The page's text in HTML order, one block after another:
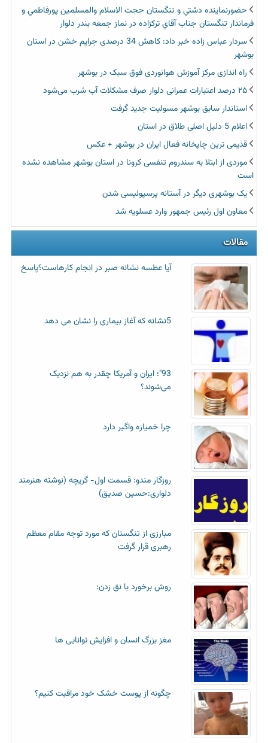
حضورنماينده دشتي و تنگستان حجت الاسلام والمسلمين پورفاطمي و
فرماندار تنگستان جناب آقاي تركزاده در نماز جمعه بندر دلوار
سردار عباس زاده خبر داد: کاهش 34 درصدی جرایم خشن در استان
بوشهر
راه اندازی مرکز آموزش هوانوردی فوق سبک در بوشهر
۲۵ درصد اعتبارات عمرانی دلوار صرف مشکلات آب شرب می‌شود
استاندار سابق بوشهر مسولیت جدید گرفت
اعلام 5 دلیل اصلی طلاق در استان
قدیمی ترین چاپخانه فعال ایران در بوشهر + عکس
موردی از ابتلا به سندروم تنفسی کرونا در استان بوشهر مشاهده نشده
است
یک بوشهری دیگر در آستانه پرسپولیسی شدن
معاون اول رئیس جمهور وارد عسلویه شد
مقالات
آیا عطسه‌ نشانه صبر در انجام کارهاست؟پاسخ
5نشانه که آغاز بیماری را نشان می دهد
93"؛ ایران و آمریکا چقدر به هم نزدیک
می‌شوند؟
چرا خمیازه واگیر دارد
روزگار مندو: قسمت اول- گریچه (نوشته هنرمند
دلواری:حسین صدیق)
مبارزی از تنگستان که مورد توجه مقام معظم
رهبری قرار گرفت
روش برخورد با نق زدن:
مغز بزرگ انسان و افزایش توانایی ها
چگونه از پوست خشک خود مراقبت کنیم؟